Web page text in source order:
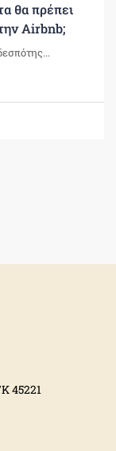
θα πρέπει
Airbnb;
45221